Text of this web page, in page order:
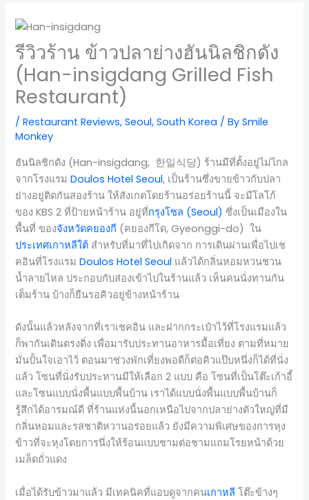
รีวิวร้าน ข้าวปลาย่างฮันนิลชิกดัง
(Han-insigdang Grilled Fish
Restaurant)
/Restaurant Reviews,Seoul,South Korea / BySmile
Monkey
ฮันนิลชิกดัง (Han-insigdang, 한일식당) ร้านมีที่ตั้งอยู่ไม่ไกล
จากโรงแรมDoulos Hotel Seoul, เป็นร้านซึ่งขายข้าวกับปลา
ย่างอยู่ติดกันสองร้าน ให้สังเกตโดยร้านอร่อยร้านนี้ จะมีโลโก้
ของ KBS 2 ที่ป้ายหน้าร้าน อยู่ที่กรุงโซล (Seoul) ซึ่งเป็นเมืองใน
พื้นที่ ของจังหวัดคยองกี (คยองกีโด, Gyeonggi-do) ใน
ประเทศเกาหลีใต้ สำหรับที่มาที่ไปเกิดจาก การเดินผ่านเพื่อไปเช
คอินที่โรงแรมDoulos Hotel Seoul แล้วได้กลิ่นหอมหวนชวน
น้ำลายไหล ประกอบกับส่องเข้าไปในร้านแล้ว เห็นคนนั่งทานกัน
เต็มร้าน บ้างก็ยืนรอคิวอยู่ข้างหน้าร้าน
ดังนั้นแล้วหลังจากที่เราเชคอิน และฝากกระเป๋าไว้ที่โรงแรมแล้ว
ก็พากันเดินตรงดิ่ง เพื่อมารับประทานอาหารมื้อเที่ยง ตามที่หมาย
มั่นปั้นใจเอาไว้ ตอนมาช่วงพักเที่ยงพอดีก็ต่อคิวแป๊บหนึ่งก็ได้ที่นั่ง
แล้ว โซนที่นั่งรับประทานมีให้เลือก 2 แบบ คือ โซนที่เป็นโต๊ะเก้าอี้
และโซนแบบนั่งพื้นแบบพื้นบ้าน เราได้แบบนั่งพื้นแบบพื้นบ้านก็
รู้สึกได้อารมณ์ดี ที่ร้านแห่งนี้นอกเหนือไปจากปลาย่างตัวใหญ่ที่มี
กลิ่นหอมและรสชาติหวานอร่อยแล้ว ยังมีความพิเศษของการหุง
ข้าวที่จะหุงโดยการนึ่งให้ร้อนแบบชามต่อชามแถมโรยหน้าด้วย
เมล็ดถั่วแดง
เมื่อได้รับข้าวมาแล้ว มีเทคนิคที่แอบดูจากคนเกาหลี โต๊ะข้างๆ